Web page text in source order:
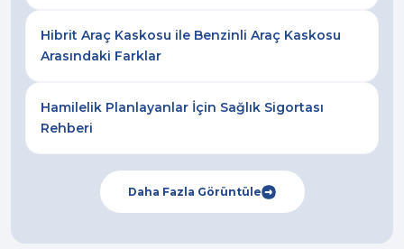
Hibrit Araç Kaskosu ile Benzinli Araç Kaskosu
Arasındaki Farklar
Hamilelik Planlayanlar İçin Sağlık Sigortası
Rehberi
Daha Fazla Görüntüle